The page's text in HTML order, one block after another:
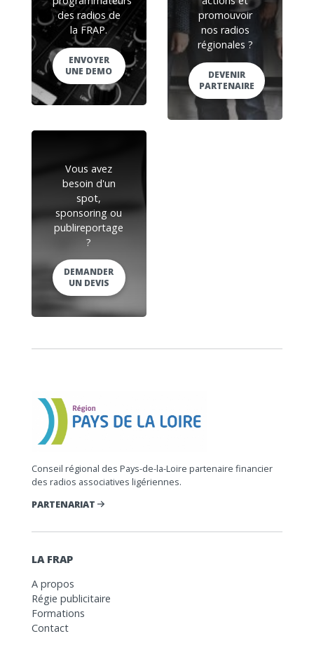
des radios de
la FRAP.
ENVOYER
UNE DEMO
promouvoir
nos radios
régionales ?
DEVENIR
PARTENAIRE
Vous avez
besoin d'un
spot,
sponsoring ou
publireportage
?
DEMANDER
UN DEVIS
Conseil régional des Pays-de-la-Loire partenaire financier
des radios associatives ligériennes.
PARTENARIAT
LA FRAP
A propos
Régie publicitaire
Formations
Contact